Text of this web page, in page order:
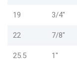
19 3/4"
22 7/8"
25.5 1"